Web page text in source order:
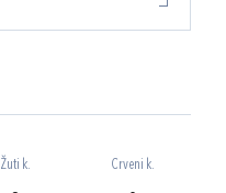
Žuti k. Crveni k.